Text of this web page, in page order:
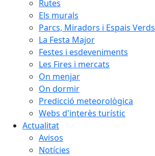
Rutes
Els murals
Parcs, Miradors i Espais Verds
La Festa Major
Festes i esdeveniments
Les Fires i mercats
On menjar
On dormir
Predicció meteorològica
Webs d'interès turístic
Actualitat
Avisos
Notícies